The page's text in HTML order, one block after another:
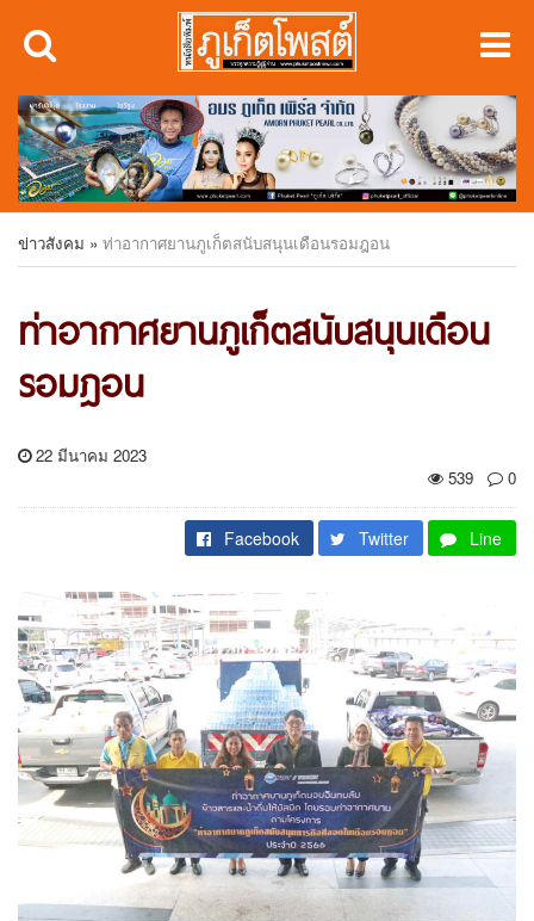
ข่าวสังคม » ท่าอากาศยานภูเก็ตสนับสนุนเดือนรอมฎอน
ท่าอากาศยานภูเก็ตสนับสนุนเดือน
รอมฎอน
22 มีนาคม 2023
539
0
Facebook Twitter Line